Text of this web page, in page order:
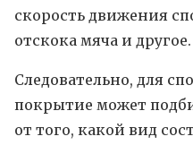
скорость движения
отскока мяча и другое.
Следовательно, для
покрытие может
от того, какой вид